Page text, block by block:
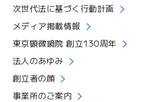
次世代法に基づく行動計画
メディア掲載情報
東京顕微鏡院 創立130周年
法人のあゆみ
創立者の顔
事業所のご案内